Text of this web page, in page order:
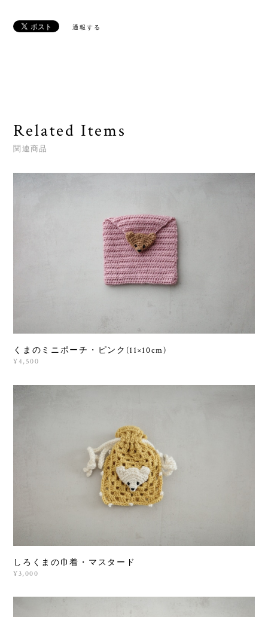
通報する
Related Items
関連商品
くまのミニポーチ・ピンク(11×10cm)
¥4,500
しろくまの巾着・マスタード
¥3,000